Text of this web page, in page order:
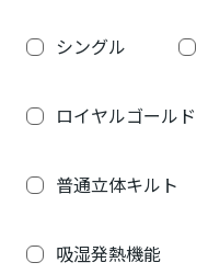
シングル
ロイヤルゴールド
普通立体キルト
吸湿発熱機能